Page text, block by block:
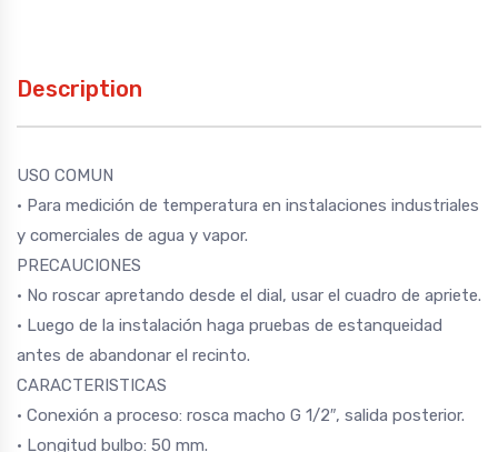
Description
USO COMUN
• Para medición de temperatura en instalaciones industriales
y comerciales de agua y vapor.
PRECAUCIONES
• No roscar apretando desde el dial, usar el cuadro de apriete.
• Luego de la instalación haga pruebas de estanqueidad
antes de abandonar el recinto.
CARACTERISTICAS
• Conexión a proceso: rosca macho G 1/2″, salida posterior.
• Longitud bulbo: 50 mm.